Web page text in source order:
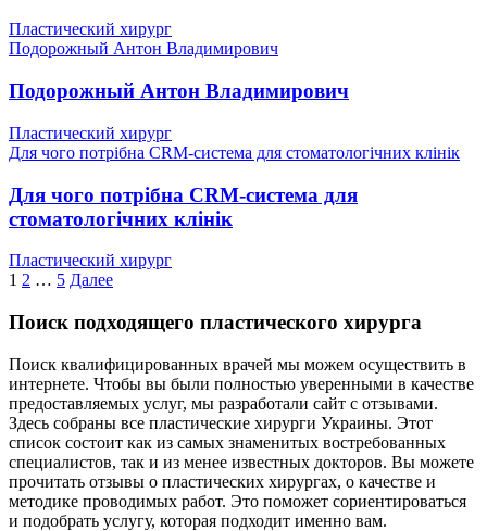
Пластический хирург
Подорожный Антон Владимирович
Подорожный Антон Владимирович
Пластический хирург
Для чого потрібна CRM-система для стоматологічних клінік
Для чого потрібна CRM-система для
стоматологічних клінік
Пластический хирург
Пагинация
записей
1 2 … 5 Далее
Поиск подходящего пластического хирурга
Поиск квалифицированных врачей мы можем осуществить в
интернете. Чтобы вы были полностью уверенными в качестве
предоставляемых услуг, мы разработали сайт с отзывами.
Здесь собраны все пластические хирурги Украины. Этот
список состоит как из самых знаменитых востребованных
специалистов, так и из менее известных докторов. Вы можете
прочитать отзывы о пластических хирургах, о качестве и
методике проводимых работ. Это поможет сориентироваться
и подобрать услугу, которая подходит именно вам.